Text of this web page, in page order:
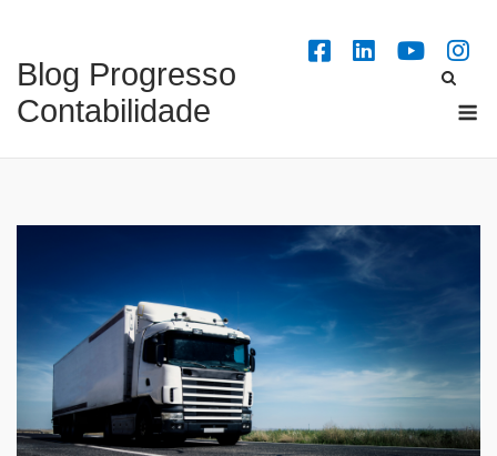
content
Blog Progresso
Contabilidade